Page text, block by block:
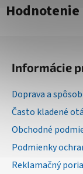
Hodnotenie
Informácie
Doprava a
Často kladené
Obchodné
Podmienky
Reklamačný